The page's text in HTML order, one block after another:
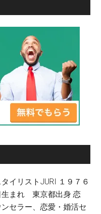
イリストJURI １９７６
生まれ 東京都出身 恋
セラー、恋愛・婚活セ